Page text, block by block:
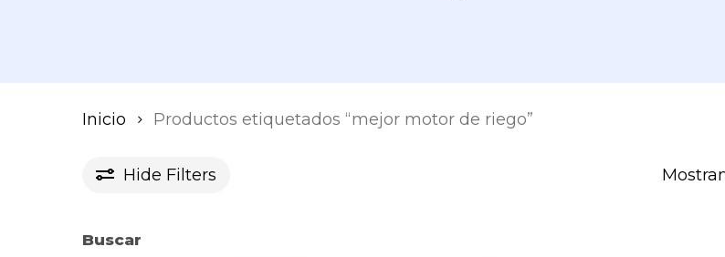
Inicio Productos etiquetados “mejor motor de riego”
Hide Filters
Buscar